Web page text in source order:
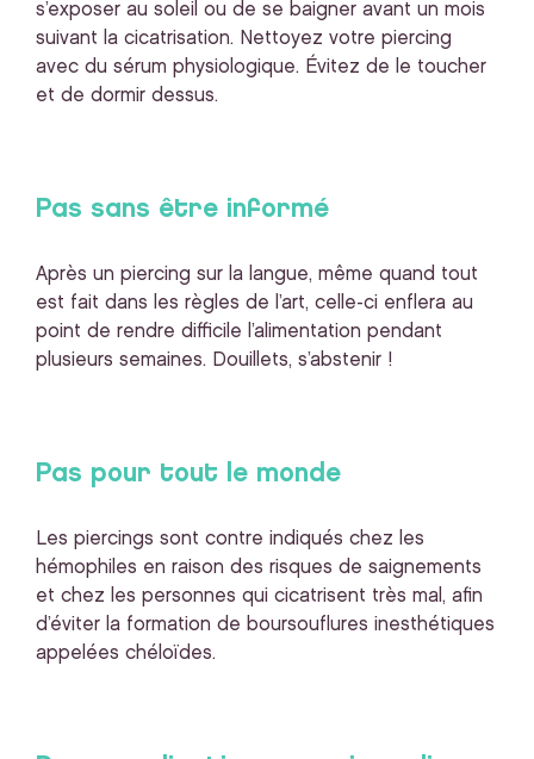
s’exposer au soleil ou de se baigner avant un mois
suivant la cicatrisation. Nettoyez votre piercing
avec du sérum physiologique. Évitez de le toucher
et de dormir dessus.
Pas sans être informé
Après un piercing sur la langue, même quand tout
est fait dans les règles de l’art, celle-ci enflera au
point de rendre difficile l’alimentation pendant
plusieurs semaines. Douillets, s’abstenir !
Pas pour tout le monde
Les piercings sont contre indiqués chez les
hémophiles en raison des risques de saignements
et chez les personnes qui cicatrisent très mal, afin
d’éviter la formation de boursouflures inesthétiques
appelées chéloïdes.